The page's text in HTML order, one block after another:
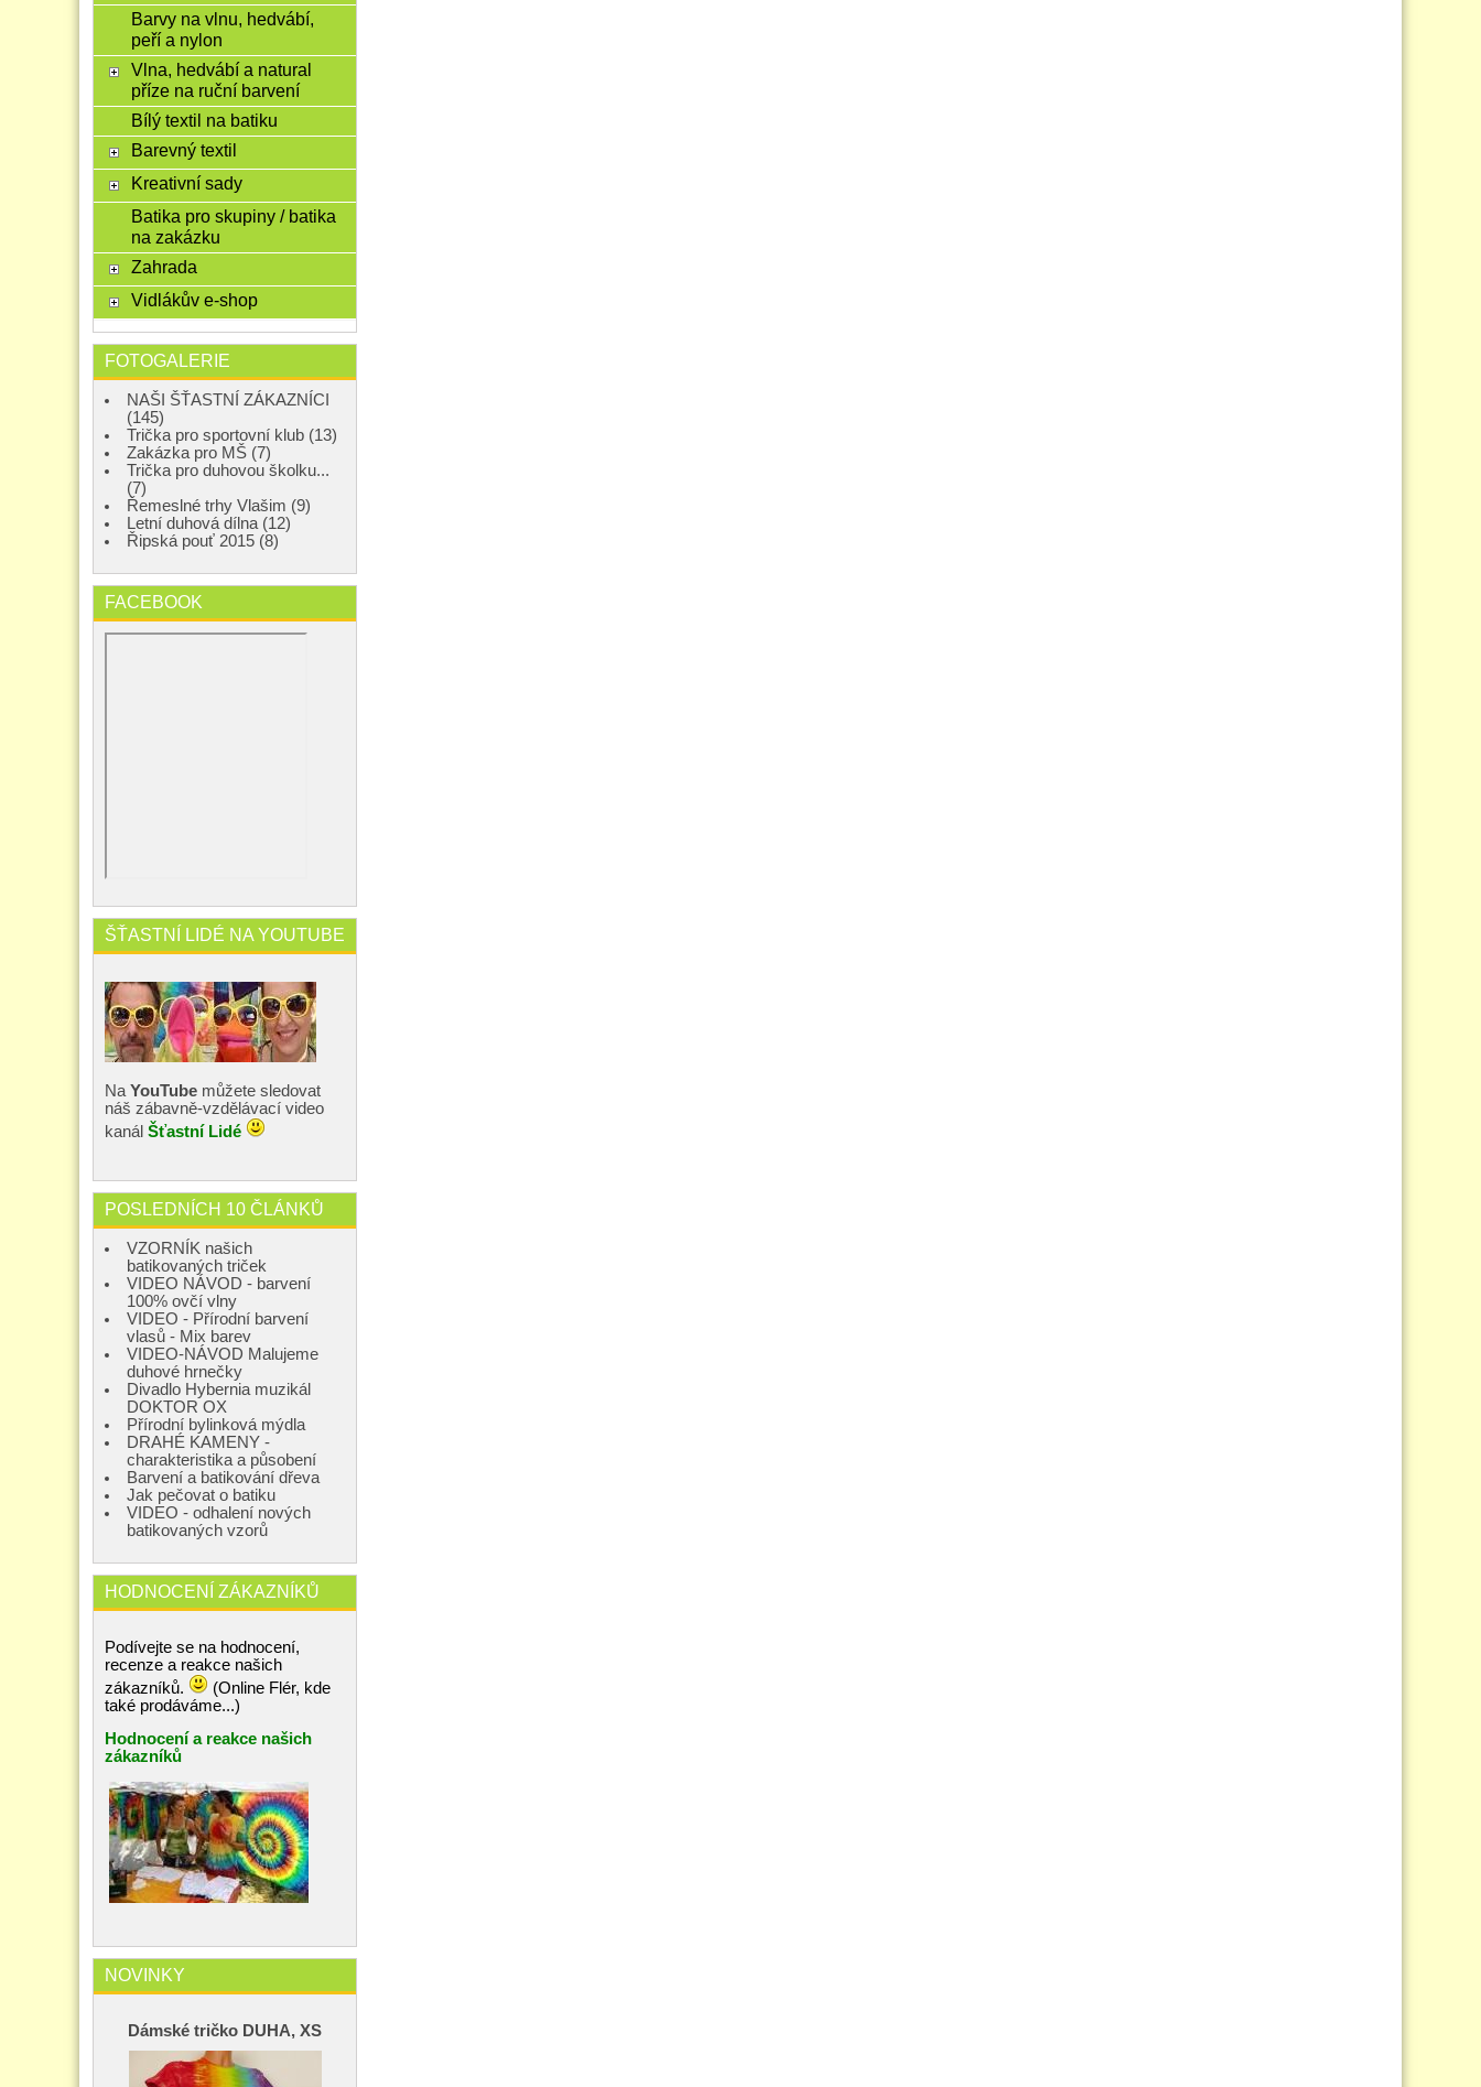
Barvy na vlnu, hedvábí,
peří a nylon
Vlna, hedvábí a natural
příze na ruční barvení
Bílý textil na batiku
Barevný textil
Kreativní sady
Batika pro skupiny / batika
na zakázku
Zahrada
Vidlákův e-shop
FOTOGALERIE
NAŠI ŠŤASTNÍ ZÁKAZNÍCI
(145)
Trička pro sportovní klub (13)
Zakázka pro MŠ (7)
Trička pro duhovou školku...
(7)
Řemeslné trhy Vlašim (9)
Letní duhová dílna (12)
Řipská pouť 2015 (8)
FACEBOOK
ŠŤASTNÍ LIDÉ NA YOUTUBE
Na YouTube můžete sledovat
náš zábavně-vzdělávací video
kanál Šťastní Lidé
POSLEDNÍCH 10 ČLÁNKŮ
VZORNÍK našich
batikovaných triček
VIDEO NÁVOD - barvení
100% ovčí vlny
VIDEO - Přírodní barvení
vlasů - Mix barev
VIDEO-NÁVOD Malujeme
duhové hrnečky
Divadlo Hybernia muzikál
DOKTOR OX
Přírodní bylinková mýdla
DRAHÉ KAMENY -
charakteristika a působení
Barvení a batikování dřeva
Jak pečovat o batiku
VIDEO - odhalení nových
batikovaných vzorů
HODNOCENÍ ZÁKAZNÍKŮ
Podívejte se na hodnocení,
recenze a reakce našich
zákazníků.
(Online Flér, kde
také prodáváme...)
Hodnocení a reakce našich
zákazníků
NOVINKY
Dámské tričko DUHA, XS